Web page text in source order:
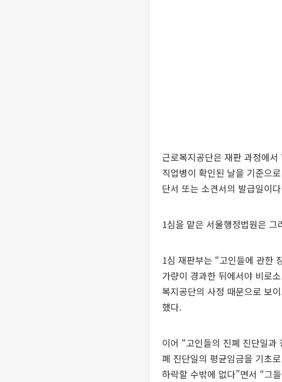
근로복지공단은 재판 과정에
직업병이 확인된 날을 기준으
단서 또는 소견서의 발급일이
1심을 맡은 서울행정법원은
1심 재판부는 “고인들에 관한
가량이 경과한 뒤에서야 비로
복지공단의 사정 때문으로 보
했다.
이어 “고인들의 진폐 진단일
폐 진단일의 평균임금을 기초
하락할 수밖에 없다”면서 “그